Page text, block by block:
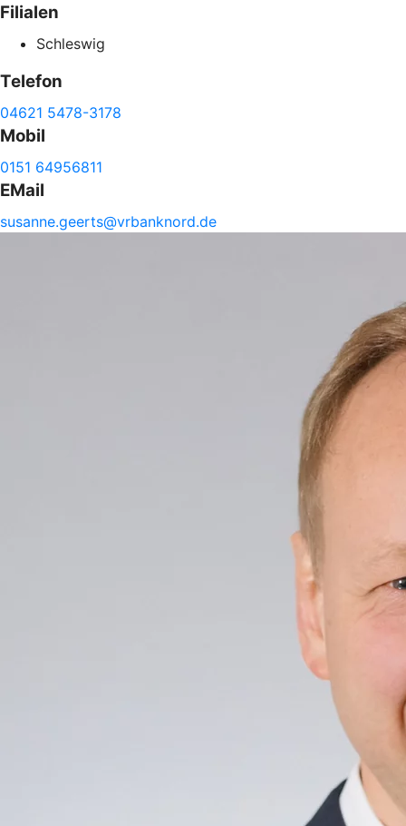
Filialen
Schleswig
Telefon
04621 5478-3178
Mobil
0151 64956811
EMail
susanne.geerts@vrbanknord.de